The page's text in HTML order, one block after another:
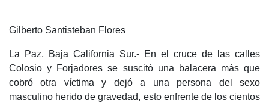
Gilberto Santisteban Flores
La Paz, Baja California Sur.- En el cruce de las calles
Colosio y Forjadores se suscitó una balacera más que
cobró otra víctima y dejó a una persona del sexo
masculino herido de gravedad, esto enfrente de los cientos